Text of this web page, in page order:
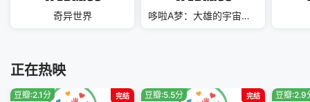
奇异世界 哆啦A梦：大雄的宇宙小战争二0二一
正在热映
完结
豆瓣:2.1分 完结
豆瓣:5.5分 豆瓣:2.9